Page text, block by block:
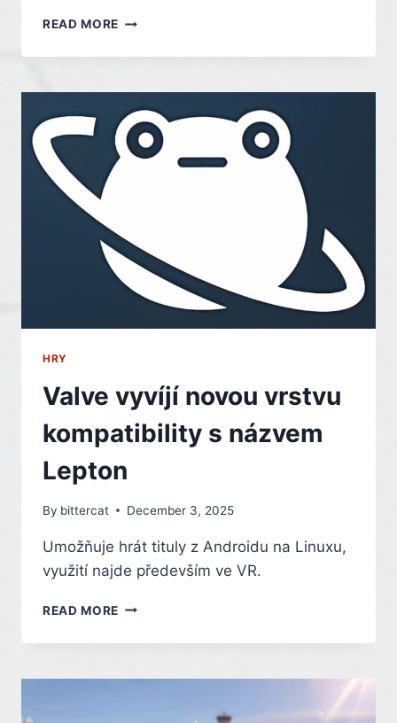
READ MORE DESTINY:
–
LAST
WORD
EXOTIC
WEAPON
HRY
Valve vyvíjí novou vrstvu
kompatibility s názvem
Lepton
By bittercat December 3, 2025
Umožňuje hrát tituly z Androidu na Linuxu,
využití najde především ve VR.
READ MORE VALVE
NOVOU
KOMPATIBILITY